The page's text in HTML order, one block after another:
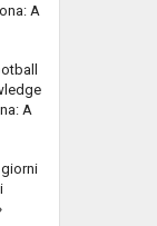
A
A